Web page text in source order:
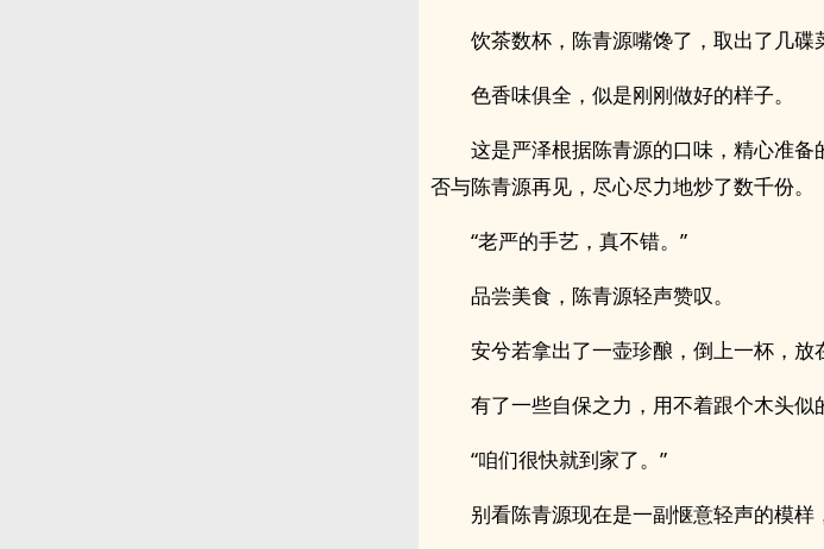
饮茶数杯，陈青源嘴馋了，取出了几碟
色香味俱全，似是刚刚做好的样子。
这是严泽根据陈青源的口味，精心准
否与陈青源再见，尽心尽力地炒了数千份。
“老严的手艺，真不错。”
品尝美食，陈青源轻声赞叹。
安兮若拿出了一壶珍酿，倒上一杯，放
有了一些自保之力，用不着跟个木头似
“咱们很快就到家了。”
别看陈青源现在是一副惬意轻声的模样